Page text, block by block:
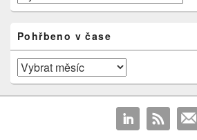
Pohřbeno v čase
Pohřbeno
v
čase